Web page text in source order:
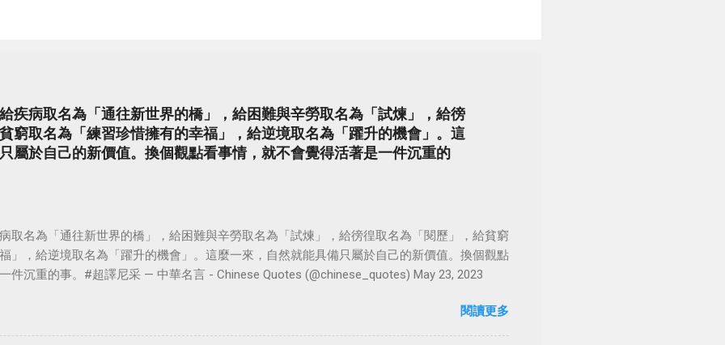
疾病取名為「通往新世界的橋」，給困難與辛勞取名為「試煉」，給徬
窮取名為「練習珍惜擁有的幸福」，給逆境取名為「躍升的機會」。這
屬於自己的新價值。換個觀點看事情，就不會覺得活著是一件沉重的
取名為「通往新世界的橋」，給困難與辛勞取名為「試煉」，給徬徨取名為「閱歷」，給貧窮
」，給逆境取名為「躍升的機會」。這麼一來，自然就能具備只屬於自己的新價值。換個觀點
件沉重的事。#超譯尼采 — 中華名言 - Chinese Quotes (@chinese_quotes) May 23, 2023
閱讀更多